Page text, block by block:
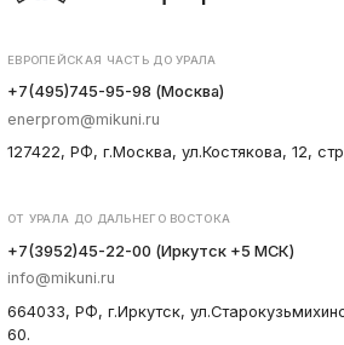
ЕВРОПЕЙСКАЯ ЧАСТЬ ДО УРАЛА
+7(495)745-95-98 (Москва)
enerprom@mikuni.ru
127422, РФ, г.Москва, ул.Костякова, 12,
ОТ УРАЛА ДО ДАЛЬНЕГО ВОСТОКА
+7(3952)45-22-00 (Иркутск +5 МСК)
info@mikuni.ru
664033, РФ, г.Иркутск,
60.